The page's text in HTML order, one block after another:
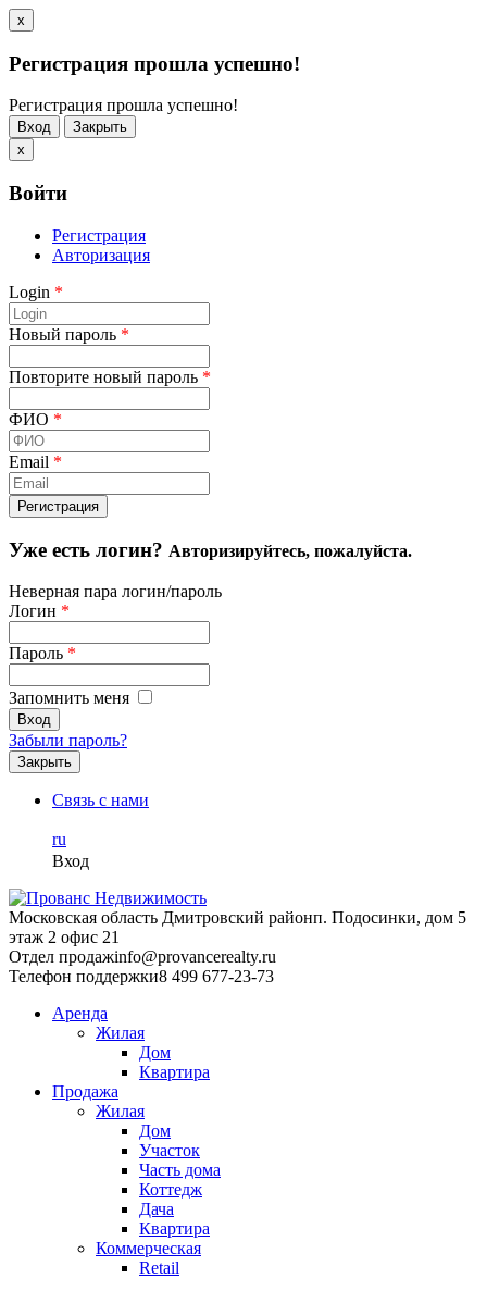
x
Регистрация прошла успешно!
Регистрация прошла успешно!
Вход
Закрыть
x
Войти
Регистрация
Авторизация
Login *
Новый пароль *
Повторите новый пароль *
ФИО *
Email *
Уже есть логин? Авторизируйтесь, пожалуйста.
Неверная пара логин/пароль
Логин *
Пароль *
Запомнить меня
Забыли пароль?
Закрыть
Связь с нами
ru
Вход
Московская область Дмитровский районп. Подосинки, дом 5
этаж 2 офис 21
Отдел продажinfo@provancerealty.ru
Телефон поддержки8 499 677-23-73
Аренда
Жилая
Дом
Квартира
Продажа
Жилая
Дом
Участок
Часть дома
Коттедж
Дача
Квартира
Коммерческая
Retail